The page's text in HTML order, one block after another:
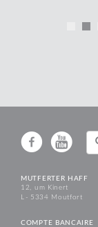
MUTFERTER HAFF
12, um Kinert
L - 5334 Moutfort
COMPTE BANCAIRE